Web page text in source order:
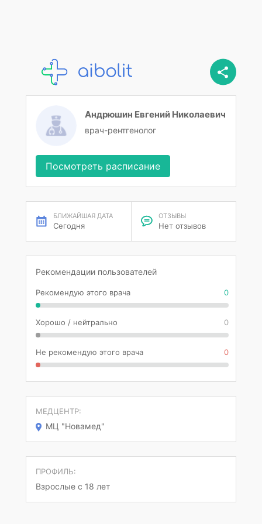
Андрюшин Евгений Николаевич
врач-рентгенолог
Посмотреть расписание
БЛИЖАЙШАЯ ДАТА
Сегодня
ОТЗЫВЫ
Нет отзывов
Рекомендации пользователей
Рекомендую этого врача 0
Хорошо / нейтрально 0
Не рекомендую этого врача 0
МЕДЦЕНТР:
МЦ "Новамед"
ПРОФИЛЬ:
Взрослые с 18 лет